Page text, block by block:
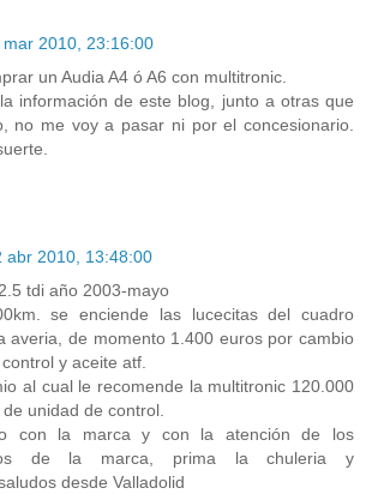
mar 2010, 23:16:00
un Audia A4 ó A6 con multitronic.
información de este blog, junto a otras que
no me voy a pasar ni por el concesionario.
abr 2010, 13:48:00
tdi año 2003-mayo
se enciende las lucecitas del cuadro
averia, de momento 1.400 euros por cambio
y aceite atf.
al cual le recomende la multitronic 120.000
unidad de control.
con la marca y con la atención de los
de la marca, prima la chuleria y
desde Valladolid